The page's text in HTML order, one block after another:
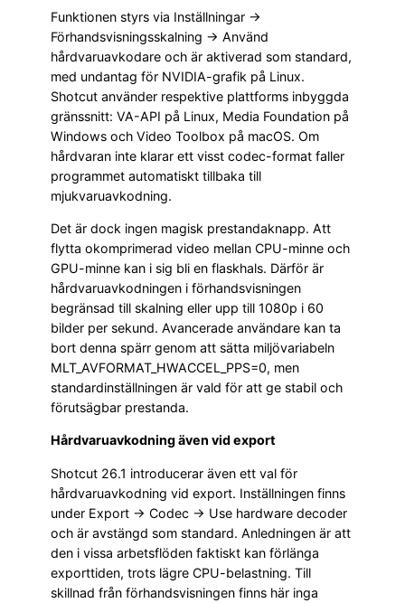
Funktionen styrs via Inställningar →
Förhandsvisningsskalning → Använd
hårdvaruavkodare och är aktiverad som standard,
med undantag för NVIDIA-grafik på Linux.
Shotcut använder respektive plattforms inbyggda
gränssnitt: VA-API på Linux, Media Foundation på
Windows och Video Toolbox på macOS. Om
hårdvaran inte klarar ett visst codec-format faller
programmet automatiskt tillbaka till
mjukvaruavkodning.
Det är dock ingen magisk prestandaknapp. Att
flytta okomprimerad video mellan CPU-minne och
GPU-minne kan i sig bli en flaskhals. Därför är
hårdvaruavkodningen i förhandsvisningen
begränsad till skalning eller upp till 1080p i 60
bilder per sekund. Avancerade användare kan ta
bort denna spärr genom att sätta miljövariabeln
MLT_AVFORMAT_HWACCEL_PPS=0, men
standardinställningen är vald för att ge stabil och
förutsägbar prestanda.
Hårdvaruavkodning även vid export
Shotcut 26.1 introducerar även ett val för
hårdvaruavkodning vid export. Inställningen finns
under Export → Codec → Use hardware decoder
och är avstängd som standard. Anledningen är att
den i vissa arbetsflöden faktiskt kan förlänga
exporttiden, trots lägre CPU-belastning. Till
skillnad från förhandsvisningen finns här inga